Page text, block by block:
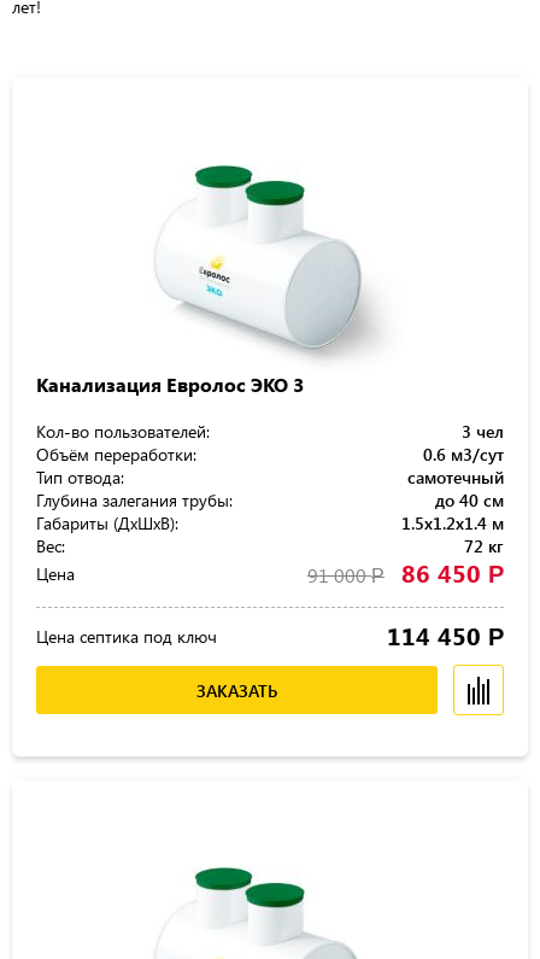
лет!
Канализация Евролос ЭКО 3
Кол-во пользователей:
3 чел
Объём переработки:
0.6 м3/сут
Тип отвода:
самотечный
Глубина залегания трубы:
до 40 см
Габариты (ДхШхВ):
1.5x1.2x1.4 м
Вес:
72 кг
Цена
91 000Р 86 450 Р
Цена септика под ключ 114 450 Р
ЗАКАЗАТЬ